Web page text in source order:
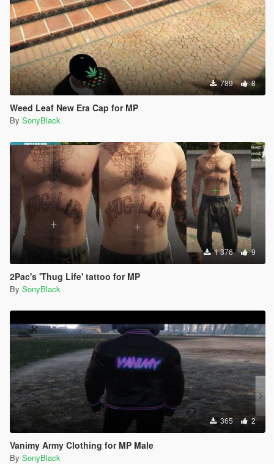
789 8
Weed Leaf New Era Cap for MP
By SonyBlack
1 376 9
2Pac's 'Thug Life' tattoo for MP
By SonyBlack
365 2
Vanimy Army Clothing for MP Male
By SonyBlack